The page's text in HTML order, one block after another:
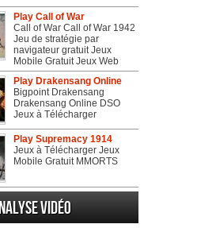
Play Call of War
Call of War Call of War 1942
Jeu de stratégie par
navigateur gratuit Jeux
Mobile Gratuit Jeux Web
Play Drakensang Online
Bigpoint Drakensang
Drakensang Online DSO
Jeux à Télécharger
Play Supremacy 1914
Jeux à Télécharger Jeux
Mobile Gratuit MMORTS
vidéo